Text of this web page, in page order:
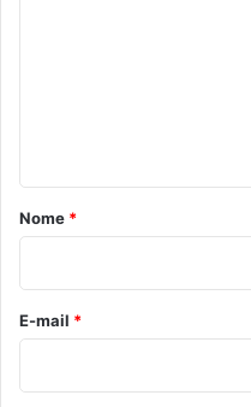
r
i
o
*
Nome *
E-mail *